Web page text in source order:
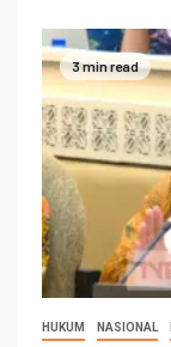
3 min read
HUKUM NASIONAL